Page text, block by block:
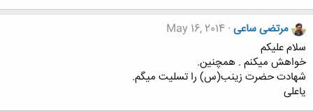
مرتضی ساعی May 16, 2014
سلام علیکم
خواهش میکنم . همچنین.
شهادت حضرت زینب(س) را تسلیت میگم.
یاعلی